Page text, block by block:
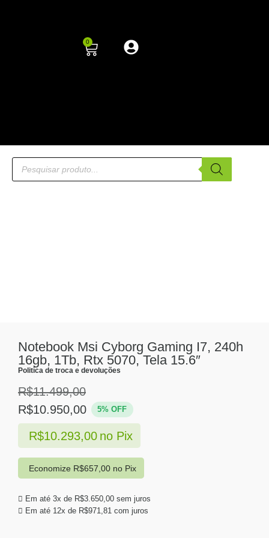
0
Notebook Msi Cyborg Gaming I7, 240h
16gb, 1Tb, Rtx 5070, Tela 15.6″
Politíca de troca e devoluções
R$11.499,00
R$10.950,00 5% OFF
Em até 3x de R$3.650,00 sem juros
Em até 12x de R$971,81 com juros
R$10.293,00 no Pix
Economize R$657,00no Pix